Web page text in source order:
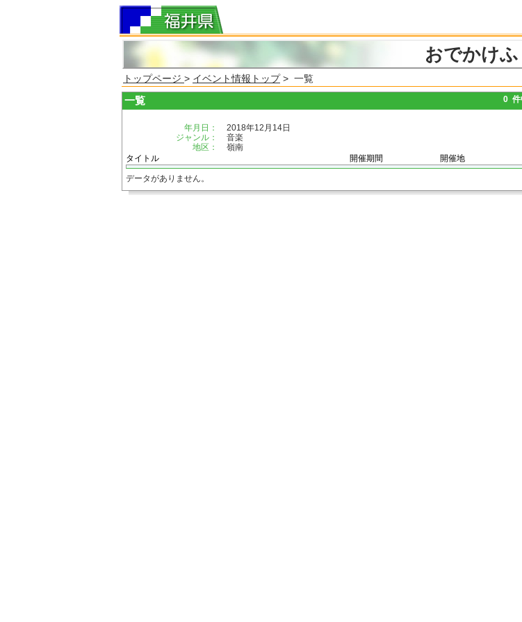
おでかけふ
トップページ > イベント情報トップ> 一覧
一覧 0 件
年月日：
2018年12月14日
ジャンル：
音楽
地区：
嶺南
タイトル
開催期間 開催地
データがありません。